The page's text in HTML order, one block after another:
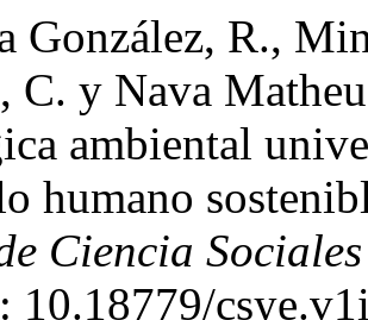
González, R.,
C. y Nava
ambiental
humano
Ciencia
10.18779/